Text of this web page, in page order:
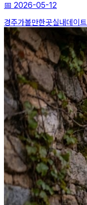
📅 2026-05-12
경주가볼만한곳실내데이트